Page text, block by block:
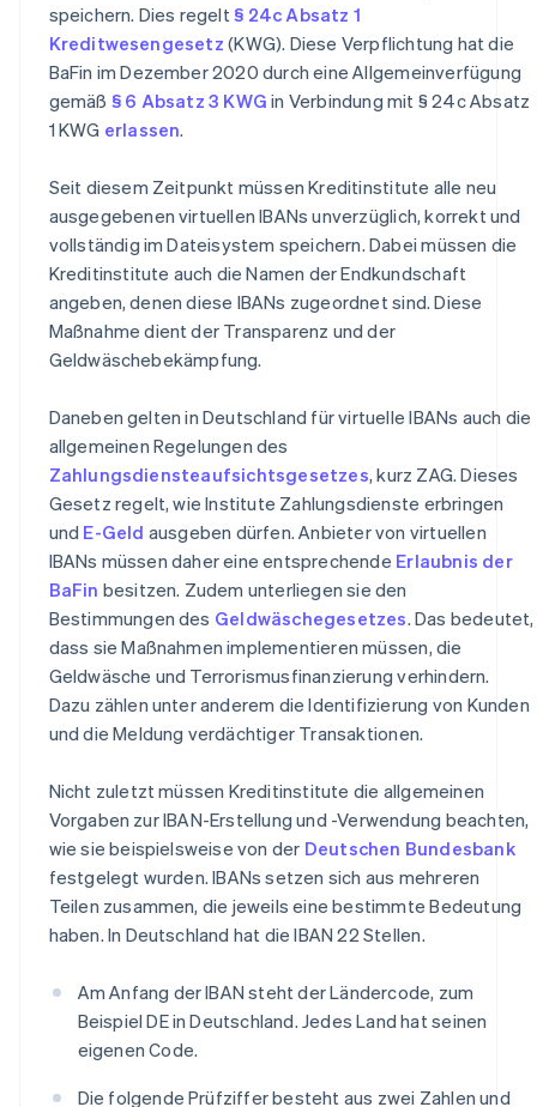
speichern. Dies regelt§ 24c Absatz 1
Kreditwesengesetz (KWG). Diese Verpflichtung hat die
BaFin im Dezember 2020 durch eine Allgemeinverfügung
gemäß § 6 Absatz 3 KWG in Verbindung mit § 24c Absatz
1 KWG erlassen.
Seit diesem Zeitpunkt müssen Kreditinstitute alle neu
ausgegebenen virtuellen IBANs unverzüglich, korrekt und
vollständig im Dateisystem speichern. Dabei müssen die
Kreditinstitute auch die Namen der Endkundschaft
angeben, denen diese IBANs zugeordnet sind. Diese
Maßnahme dient der Transparenz und der
Geldwäschebekämpfung.
Daneben gelten in Deutschland für virtuelle IBANs auch die
allgemeinen Regelungen des
Zahlungsdiensteaufsichtsgesetzes, kurz ZAG. Dieses
Gesetz regelt, wie Institute Zahlungsdienste erbringen
und E-Geld ausgeben dürfen. Anbieter von virtuellen
IBANs müssen daher eine entsprechende Erlaubnis der
BaFin besitzen. Zudem unterliegen sie den
Bestimmungen des Geldwäschegesetzes. Das bedeutet,
dass sie Maßnahmen implementieren müssen, die
Geldwäsche und Terrorismusfinanzierung verhindern.
Dazu zählen unter anderem die Identifizierung von Kunden
und die Meldung verdächtiger Transaktionen.
Nicht zuletzt müssen Kreditinstitute die allgemeinen
Vorgaben zur IBAN-Erstellung und -Verwendung beachten,
wie sie beispielsweise von der Deutschen Bundesbank
festgelegt wurden. IBANs setzen sich aus mehreren
Teilen zusammen, die jeweils eine bestimmte Bedeutung
haben. In Deutschland hat die IBAN 22 Stellen.
Am Anfang der IBAN steht der Ländercode, zum
Beispiel DE in Deutschland. Jedes Land hat seinen
eigenen Code.
Die folgende Prüfziffer besteht aus zwei Zahlen und